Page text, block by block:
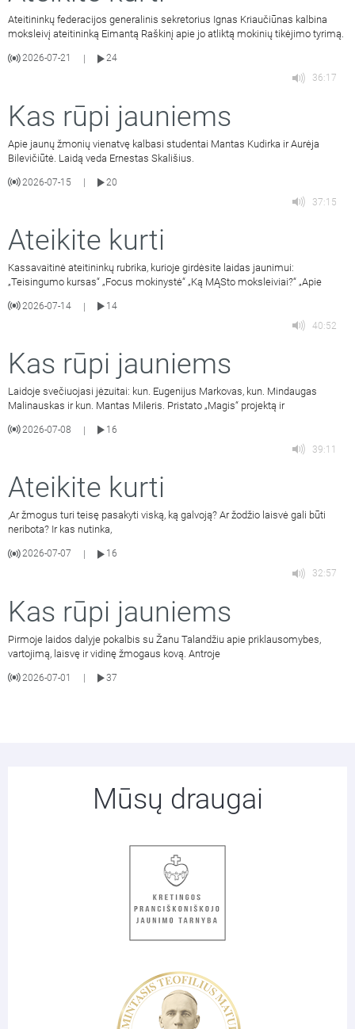
Ateitininkų federacijos generalinis sekretorius Ignas Kriaučiūnas kalbina
moksleivį ateitininką Eimantą Raškinį apie jo atliktą mokinių tikėjimo tyrimą.
2026-07-21
24
36:17
Kas rūpi jauniems
Apie jaunų žmonių vienatvę kalbasi studentai Mantas Kudirka ir Aurėja
Bilevičiūtė. Laidą veda Ernestas Skališius.
2026-07-15
20
37:15
Ateikite kurti
Kassavaitinė ateitininkų rubrika, kurioje girdėsite laidas jaunimui:
„Teisingumo kursas“ „Focus mokinystė“ „Ką MĄSto moksleiviai?“ „Apie
2026-07-14 |
14
40:52
Kas rūpi jauniems
Laidoje svečiuojasi jėzuitai: kun. Eugenijus Markovas, kun. Mindaugas
Malinauskas ir kun. Mantas Mileris. Pristato „Magis“ projektą ir
2026-07-08 |
16
39:11
Ateikite kurti
,Ar žmogus turi teisę pasakyti viską, ką galvoją? Ar žodžio laisvė gali būti
neribota? Ir kas nutinka,
2026-07-07
16
32:57
Kas rūpi jauniems
Pirmoje laidos dalyje pokalbis su Žanu Talandžiu apie priklausomybes,
vartojimą, laisvę ir vidinę žmogaus kovą. Antroje
2026-07-01 37
Mūsų draugai